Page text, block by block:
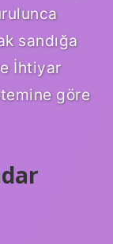
sandığa
İhtiyar
göre